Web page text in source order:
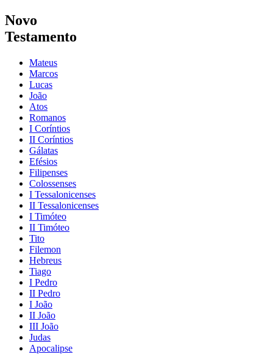
Novo
Testamento
Mateus
Marcos
Lucas
João
Atos
Romanos
I Coríntios
II Coríntios
Gálatas
Efésios
Filipenses
Colossenses
I Tessalonicenses
II Tessalonicenses
I Timóteo
II Timóteo
Tito
Filemon
Hebreus
Tiago
I Pedro
II Pedro
I João
II João
III João
Judas
Apocalipse